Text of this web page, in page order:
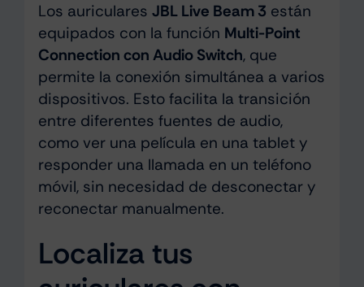
Los auriculares JBL Live Beam 3 están
equipados con la función Multi-Point
Connection con Audio Switch, que
permite la conexión simultánea a varios
dispositivos. Esto facilita la transición
entre diferentes fuentes de audio,
como ver una película en una tablet y
responder una llamada en un teléfono
móvil, sin necesidad de desconectar y
reconectar manualmente.
Localiza tus